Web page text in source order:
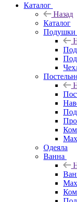
Каталог
Назад
Каталог
Подушки
Одеяла
Ванна